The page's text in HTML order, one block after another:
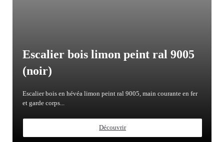
Escalier bois limon peint ral 9005
(noir)
Escalier bois en hévéa limon peint ral 9005, main courante en fer
et garde corps...
Découvrir